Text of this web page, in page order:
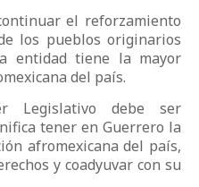
el reforzamiento
los pueblos originarios
entidad tiene la mayor
del país.
Legislativo debe ser
tener en Guerrero la
afromexicana del país,
y coadyuvar con su